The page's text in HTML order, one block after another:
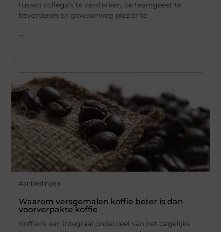
tussen collega’s te versterken, de teamgeest te
bevorderen en gewoonweg plezier te
Aanbiedingen
Waarom versgemalen koffie beter is dan
voorverpakte koffie
Koffie is een integraal onderdeel van het dagelijks